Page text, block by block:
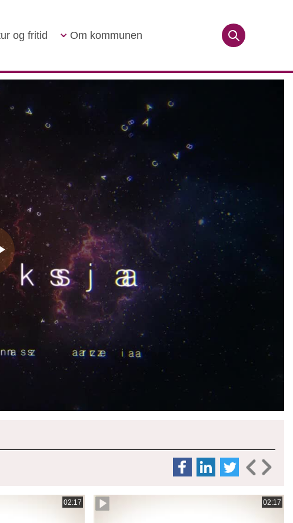
og fritid Om kommunen
02:17 02:17